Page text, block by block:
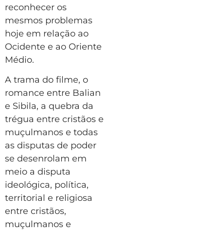
reconhecer os
mesmos problemas
hoje em relação ao
Ocidente e ao Oriente
Médio.
A trama do filme, o
romance entre Balian
e Sibila, a quebra da
trégua entre cristãos e
muçulmanos e todas
as disputas de poder
se desenrolam em
meio a disputa
ideológica, política,
territorial e religiosa
entre cristãos,
muçulmanos e